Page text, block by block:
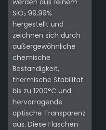
werden aus reinem
SiO₂ 99,99%
hergestellt und
zeichnen sich durch
außergewöhnliche
chemische
Beständigkeit,
thermische Stabilität
bis zu 1200°C und
hervorragende
optische Transparenz
aus. Diese Flaschen